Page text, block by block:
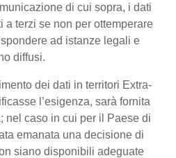
di cui sopra, i dati
a terzi se non per ottemperare
ad istanze legali e
diffusi.
dei dati in territori Extra-
l’esigenza, sarà fornita
nel caso in cui per il Paese di
emanata una decisione di
siano disponibili adeguate